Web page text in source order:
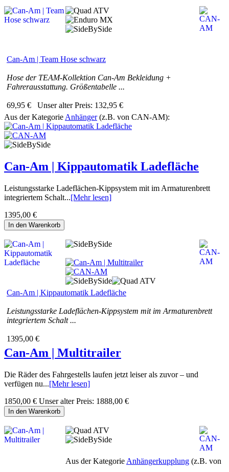
Can-Am | Team Hose schwarz
Hose der TEAM-Kollektion Can-Am Bekleidung +
Fahrerausstattung. Größentabelle ...
69,95 € Unser alter Preis: 132,95 €
Aus der Kategorie Anhänger(z.B. von CAN-AM):
Can-Am | Kippautomatik Ladefläche
Leistungsstarke Ladeflächen-Kippsystem mit im Armaturenbrett
integriertem Schalt...[Mehr lesen]
1395,00 €
In den Warenkorb
Can-Am | Kippautomatik Ladefläche
Leistungsstarke Ladeflächen-Kippsystem mit im Armaturenbrett
integriertem Schalt ...
1395,00 €
Can-Am | Multitrailer
Die Räder des Fahrgestells laufen jetzt leiser als zuvor – und
verfügen nu...[Mehr lesen]
1850,00 € Unser alter Preis: 1888,00 €
In den Warenkorb
Aus der Kategorie Anhängerkupplung (z.B. von